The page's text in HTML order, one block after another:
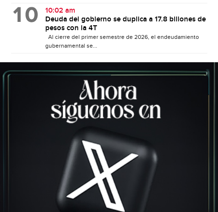
10:02 am
Deuda del gobierno se duplica a 17.8 billones de
pesos con la 4T
Al cierre del primer semestre de 2026, el endeudamiento
gubernamental se...